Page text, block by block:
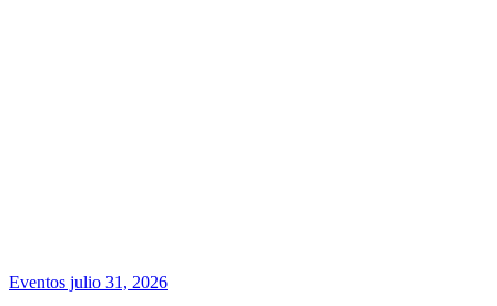
Eventos julio 31, 2026